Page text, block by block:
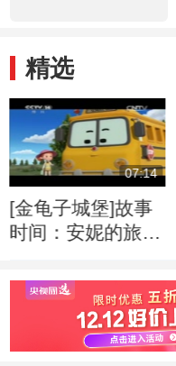
精选
07:14
[金龟子城堡]故事
时间：安妮的旅行